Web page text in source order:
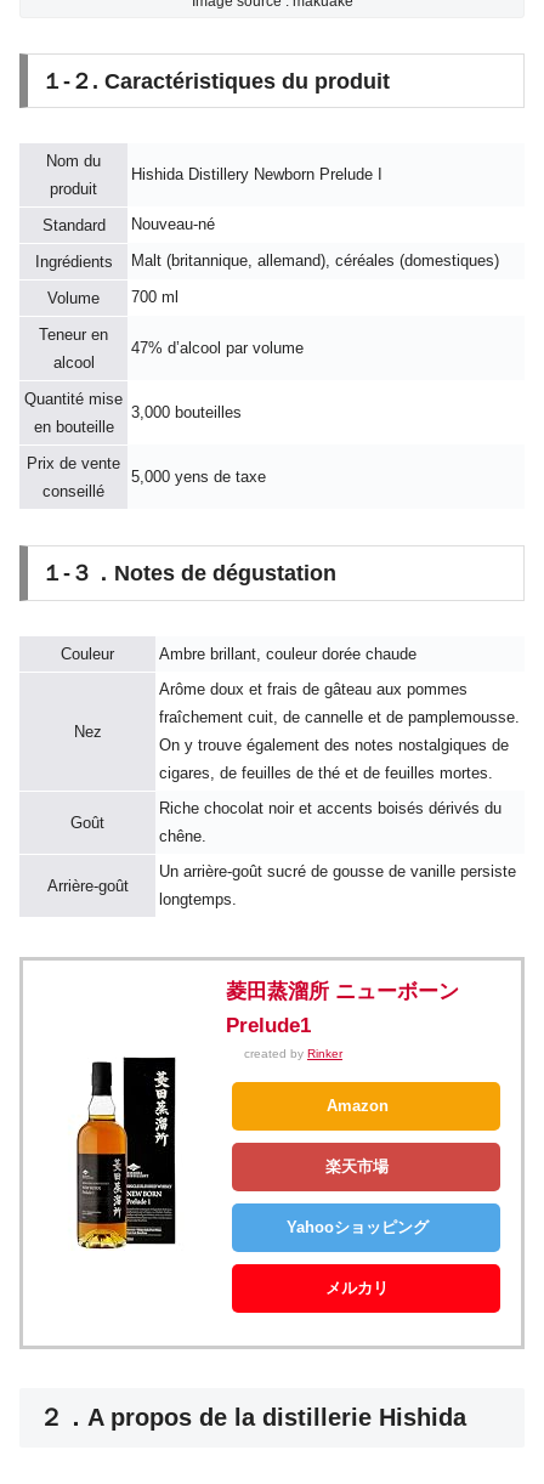
１-２. Caractéristiques du produit
Nom du
produit
Hishida Distillery Newborn Prelude I
Standard Nouveau-né
Ingrédients Malt (britannique, allemand), céréales (domestiques)
Volume 700 ml
Teneur en
alcool
47% d’alcool par volume
Quantité mise
en bouteille
3,000 bouteilles
Prix de vente
conseillé
5,000 yens de taxe
１-３．Notes de dégustation
Couleur Ambre brillant, couleur dorée chaude
Nez
Arôme doux et frais de gâteau aux pommes
fraîchement cuit, de cannelle et de pamplemousse.
On y trouve également des notes nostalgiques de
cigares, de feuilles de thé et de feuilles mortes.
Goût
Riche chocolat noir et accents boisés dérivés du
chêne.
Arrière-goût
Un arrière-goût sucré de gousse de vanille persiste
longtemps.
菱田蒸溜所 ニューボーン
Prelude1
created by Rinker
Amazon
楽天市場
Yahooショッピング
メルカリ
２．A propos de la distillerie Hishida